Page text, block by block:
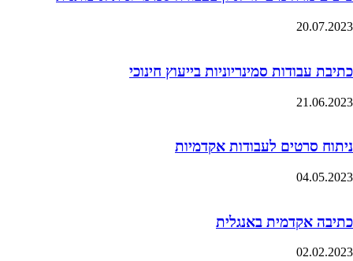
20.07.2023
כתיבת עבודות סמינריוניות בייעוץ חינוכי
21.06.2023
ניתוח סרטים לעבודות אקדמיות
04.05.2023
כתיבה אקדמית באנגלית
02.02.2023